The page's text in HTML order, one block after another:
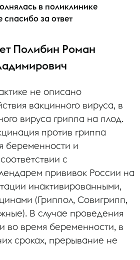
в поликлинике
спасибо за ответ
Полибин Роман
не описано
вакцинного вируса, в
вируса гриппа на плод.
против гриппа
беременности и
с
прививок России на
инактивированными,
(Гриппол, Совигрипп,
В случае проведения
во время беременности, в
сроках, прерывание не